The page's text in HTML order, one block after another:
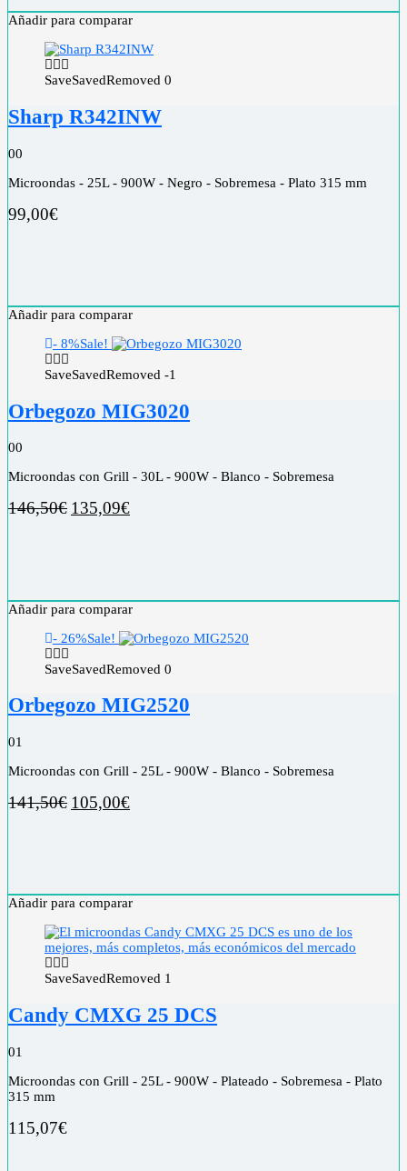
Añadir para comparar
SaveSavedRemoved 0
Sharp R342INW
00
Microondas - 25L - 900W - Negro - Sobremesa - Plato 315 mm
99,00€
Añadir para comparar
- 8%Sale!
SaveSavedRemoved -1
Orbegozo MIG3020
00
Microondas con Grill - 30L - 900W - Blanco - Sobremesa
146,50€ 135,09€
Añadir para comparar
- 26%Sale!
SaveSavedRemoved 0
Orbegozo MIG2520
01
Microondas con Grill - 25L - 900W - Blanco - Sobremesa
141,50€ 105,00€
Añadir para comparar
SaveSavedRemoved 1
Candy CMXG 25 DCS
01
Microondas con Grill - 25L - 900W - Plateado - Sobremesa - Plato
315 mm
115,07€